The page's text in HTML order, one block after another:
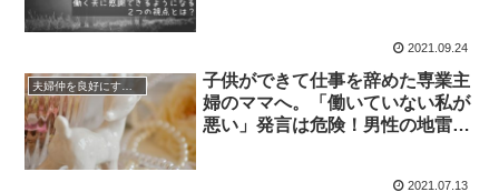
2021.09.24
夫婦仲を良好にするマインド
子供ができて仕事を辞めた専業主
婦のママへ。「働いていない私が
悪い」発言は危険！男性の地雷を
2021.07.13